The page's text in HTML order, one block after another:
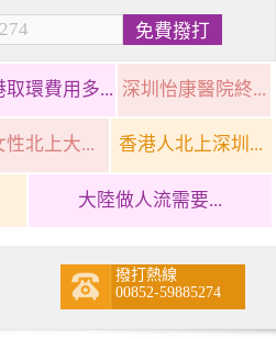
取環費用多... 深圳怡康醫院終...
性北上大... 香港人北上深圳...
大陸做人流需要...
撥打熱線
00852-59885274